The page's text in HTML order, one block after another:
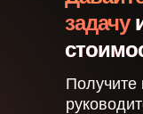
Получите
задачу